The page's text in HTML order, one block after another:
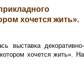
хочется жить».
выставка декоративно-
хочется жить». На